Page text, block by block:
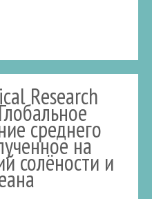
Research
среднего
на
солёности и